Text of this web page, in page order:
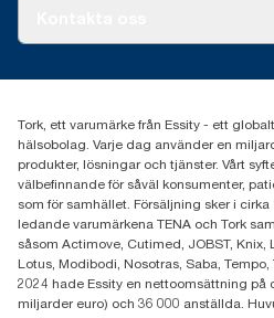
031-746 17 00
Tork, ett varumärke från Essity - ett
hälsobolag. Varje dag använder en
produkter, lösningar och tjänster. Vårt
välbefinnande för såväl konsumenter,
som för samhället. Försäljning sker i
ledande varumärkena TENA och Tork
såsom Actimove, Cutimed, JOBST, Knix,
Lotus, Modibodi, Nosotras, Saba,
2024 hade Essity en nettoomsättning på
miljarder euro) och 36 000 anställda.